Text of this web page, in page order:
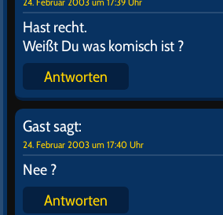
Gastsagt:
Mal auf die Uhr gesehen…17.31 h
Wie schön will der denn werden ?
Antworten
Gastsagt:
24. Februar 2003 um 17:38 Uhr